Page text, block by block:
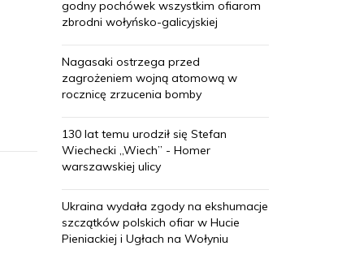
godny pochówek wszystkim ofiarom
zbrodni wołyńsko-galicyjskiej
Nagasaki ostrzega przed
zagrożeniem wojną atomową w
rocznicę zrzucenia bomby
130 lat temu urodził się Stefan
Wiechecki „Wiech” - Homer
warszawskiej ulicy
Ukraina wydała zgody na ekshumacje
szczątków polskich ofiar w Hucie
Pieniackiej i Ugłach na Wołyniu